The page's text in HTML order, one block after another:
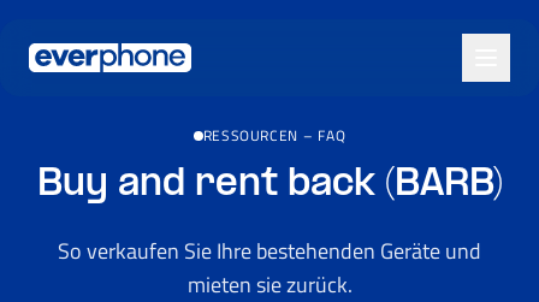
RESSOURCEN – FAQ
Buy and rent back (BARB)
So verkaufen Sie Ihre bestehenden Geräte und
mieten sie zurück.